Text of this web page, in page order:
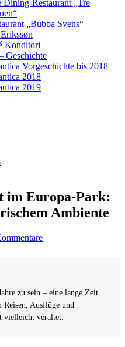
Dining-Restaurant „Tre
„Bubba Svens“
Konditori
Geschichte
Vorgeschichte bis 2018
2018
2019
im Europa-Park:
Ambiente
zu sein – eine lange Zeit
Ausflüge und
vielleicht veraltet.